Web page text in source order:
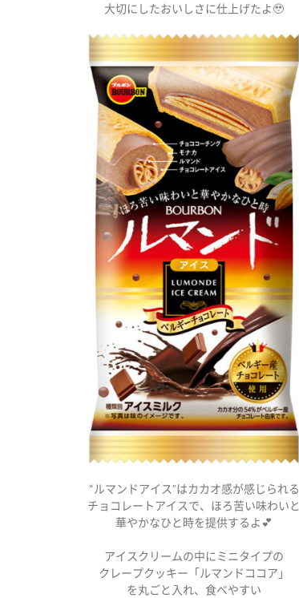
大切にしたおいしさに仕上げたよ🥹
“ルマンドアイス”はカカオ感が感じられる
チョコレートアイスで、ほろ苦い味わいと
華やかなひと時を提供するよ💕
アイスクリームの中にミニタイプの
クレープクッキー「ルマンドココア」
を丸ごと入れ、食べやすい